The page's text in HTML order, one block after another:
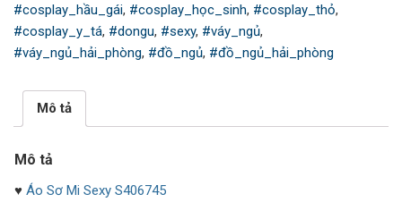
số
lượng
#cosplay_hầu_gái, #cosplay_học_sinh, #cosplay_thỏ,
#cosplay_y_tá, #dongu, #sexy, #váy_ngủ,
#váy_ngủ_hải_phòng, #đồ_ngủ, #đồ_ngủ_hải_phòng
Mô tả
Mô tả
♥ Áo Sơ Mi Sexy S406745